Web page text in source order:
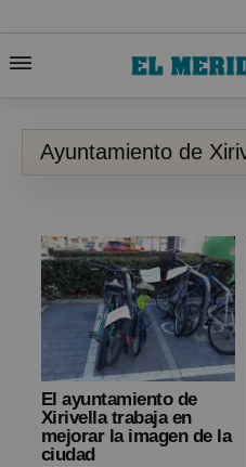
Ayuntamiento de
El ayuntamiento de
Xirivella trabaja en
mejorar la imagen de la
ciudad